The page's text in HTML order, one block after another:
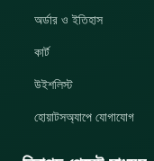
অর্ডার ও ইতিহাস
কার্ট
উইশলিস্ট
হোয়াটসঅ্যাপে যোগাযোগ